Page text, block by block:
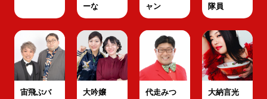
ーな
ャン
隊員
宙飛ぶバ
大吟嬢
代走みつ
大納言光